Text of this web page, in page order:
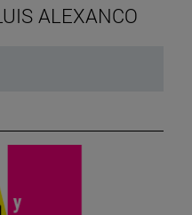
ALEXANCO